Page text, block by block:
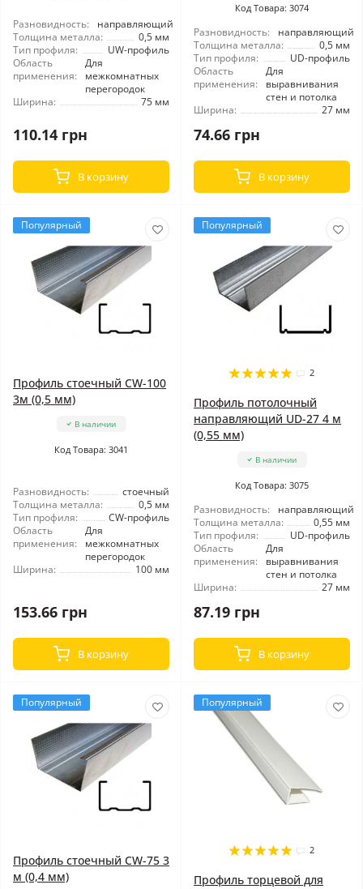
Разновидность:
направляющий
Толщина металла:
0,5 мм
Тип профиля:
UW-профиль
Область
применения:
Для
межкомнатных
перегородок
Ширина:
75 мм
110.14 грн
В корзину
Код Товара: 3074
Разновидность:
направляющий
Толщина металла:
0,5 мм
Тип профиля:
UD-профиль
Область
применения:
Для
выравнивания
стен и потолка
Ширина:
27 мм
74.66 грн
В корзину
Популярный
Профиль стоечный CW-100
3м (0,5 мм)
В наличии
Код Товара: 3041
Разновидность:
стоечный
Толщина металла:
0,5 мм
Тип профиля:
CW-профиль
Область
применения:
Для
межкомнатных
перегородок
Ширина:
100 мм
153.66 грн
В корзину
Популярный
2
Профиль потолочный
направляющий UD-27 4 м
(0,55 мм)
В наличии
Код Товара: 3075
Разновидность:
направляющий
Толщина металла:
0,55 мм
Тип профиля:
UD-профиль
Область
применения:
Для
выравнивания
стен и потолка
Ширина:
27 мм
87.19 грн
В корзину
Популярный
Профиль стоечный CW-75 3
м (0,4 мм)
Популярный
2
Профиль торцевой для